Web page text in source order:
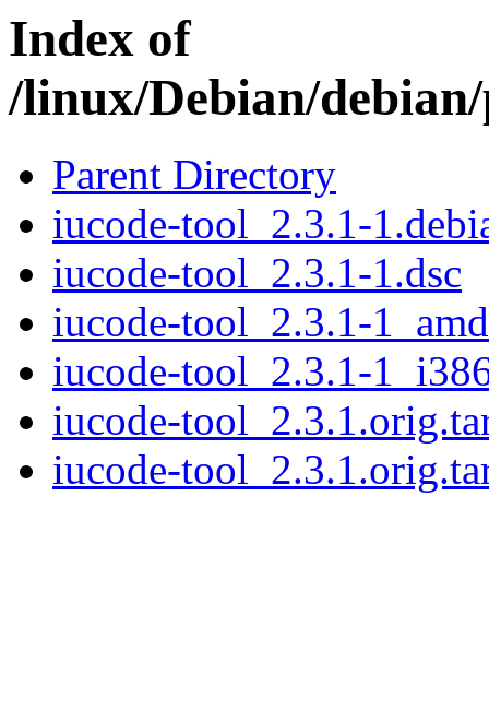
Index of
/linux/Debian/
Parent Directory
iucode-tool_2.3.1-
iucode-tool_2.3.1-1.dsc
iucode-tool_2.3.1-
iucode-tool_2.3.1-
iucode-
iucode-